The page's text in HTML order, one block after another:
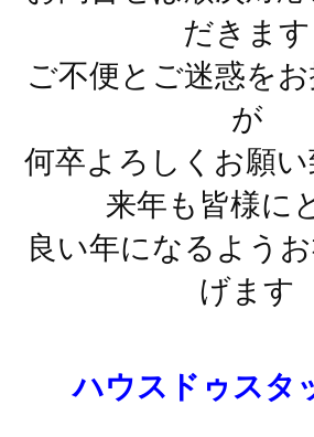
だきます
ご不便とご迷惑を
が
何卒よろしくお願
来年も皆様に
良い年になるよう
げます
ハウスドゥスタ